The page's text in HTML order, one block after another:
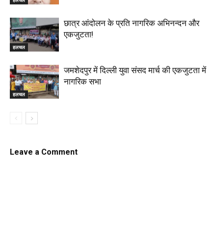
हलचल
छात्र आंदोलन के प्रति नागरिक अभिनन्दन और
एकजुटता!
हलचल
जमशेदपुर में दिल्ली युवा संसद मार्च की एकजुटता में
नागरिक सभा
Leave a Comment